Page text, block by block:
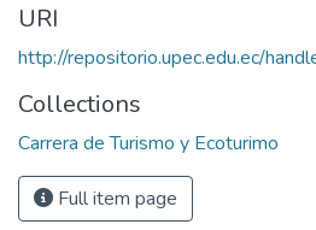
URI
http://repositorio.upec.edu.ec/
Collections
Carrera de Turismo y Ecoturimo
Full item page